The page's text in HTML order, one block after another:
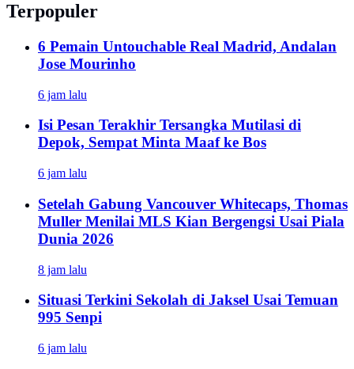
Terpopuler
6 Pemain Untouchable Real Madrid, Andalan
Jose Mourinho
6 jam lalu
Isi Pesan Terakhir Tersangka Mutilasi di
Depok, Sempat Minta Maaf ke Bos
6 jam lalu
Setelah Gabung Vancouver Whitecaps, Thomas
Muller Menilai MLS Kian Bergengsi Usai Piala
Dunia 2026
8 jam lalu
Situasi Terkini Sekolah di Jaksel Usai Temuan
995 Senpi
6 jam lalu